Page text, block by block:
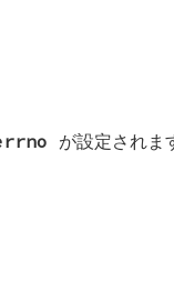
が設定されま